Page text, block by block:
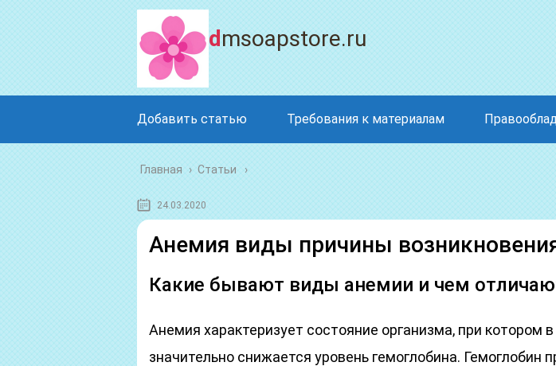
dmsoapstore.ru
Добавить статью Требования к материалам
Главная › Статьи
24.03.2020
Анемия виды причины
Какие бывают виды анемии и чем
Анемия характеризует состояние организма, при котором
значительно снижается уровень гемоглобина. Гемоглобин